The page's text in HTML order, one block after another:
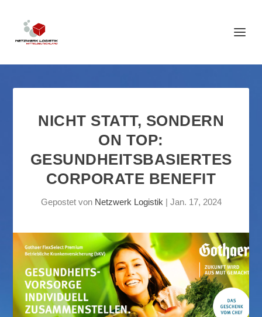
NICHT STATT, SONDERN
ON TOP:
GESUNDHEITSBASIERTES
CORPORATE BENEFIT
Gepostet von Netzwerk Logistik | Jan. 17, 2024